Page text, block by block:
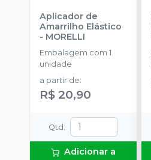
Aplicador de
Amarrilho Elástico
- MORELLI
Embalagem com 1
unidade
a partir de:
R$ 20,90
Qtd :
Adicionar a